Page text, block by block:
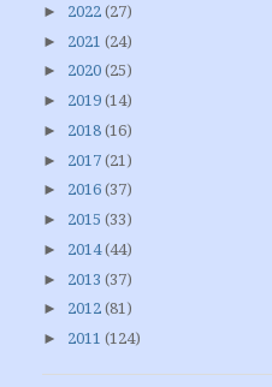
► 2022 (27)
► 2021 (24)
► 2020 (25)
► 2019 (14)
► 2018 (16)
► 2017 (21)
► 2016 (37)
► 2015 (33)
► 2014(44)
► 2013 (37)
► 2012 (81)
► 2011 (124)